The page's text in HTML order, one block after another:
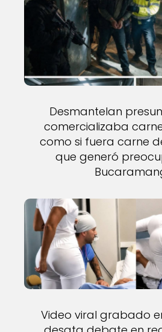
Desmantelan
comercializaba
como si fuera carne
que generó
Video viral grabado